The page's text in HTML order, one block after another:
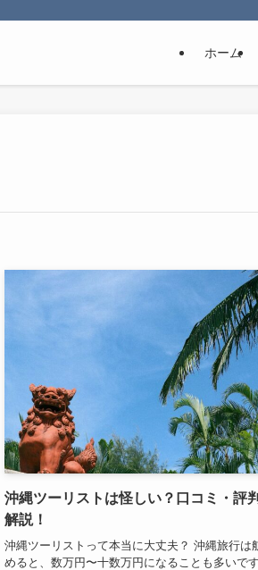
ホーム
沖縄ツーリストは怪しい？口コミ・評
解説！
沖縄ツーリストって本当に大丈夫？ 沖縄旅行は
めると、数万円〜十数万円になることも多いで